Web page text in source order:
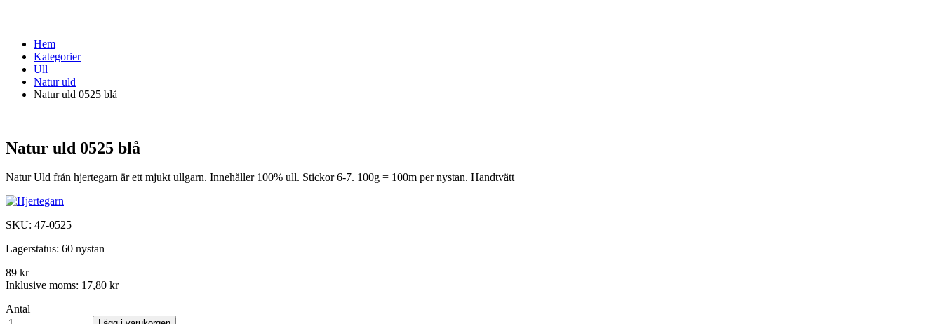
Hem
Kategorier
Ull
Natur uld
Natur uld 0525 blå
Natur uld 0525 blå
Natur Uld från hjertegarn är ett mjukt ullgarn. Innehåller 100% ull. Stickor 6-7. 100g = 100m per nystan. Handtvätt
SKU: 47-0525
Lagerstatus: 60 nystan
89 kr
Inklusive moms: 17,80 kr
Antal